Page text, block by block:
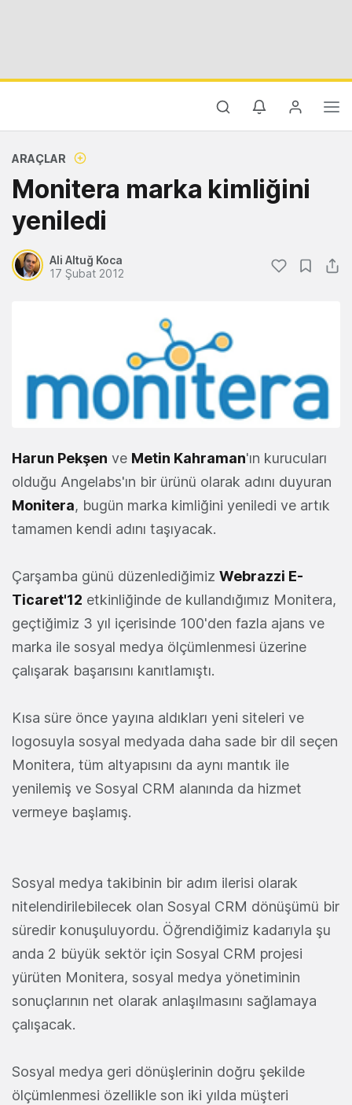
ARAÇLAR
Monitera marka kimliğini
yeniledi
Ali Altuğ Koca
17 Şubat 2012
Harun Pekşen ve Metin Kahraman'ın kurucuları
olduğu Angelabs'ın bir ürünü olarak adını duyuran
Monitera, bugün marka kimliğini yeniledi ve artık
tamamen kendi adını taşıyacak.
Çarşamba günü düzenlediğimiz Webrazzi E-
Ticaret'12 etkinliğinde de kullandığımız Monitera,
geçtiğimiz 3 yıl içerisinde 100'den fazla ajans ve
marka ile sosyal medya ölçümlenmesi üzerine
çalışarak başarısını kanıtlamıştı.
Kısa süre önce yayına aldıkları yeni siteleri ve
logosuyla sosyal medyada daha sade bir dil seçen
Monitera, tüm altyapısını da aynı mantık ile
yenilemiş ve Sosyal CRM alanında da hizmet
vermeye başlamış.
Sosyal medya takibinin bir adım ilerisi olarak
nitelendirilebilecek olan Sosyal CRM dönüşümü bir
süredir konuşuluyordu. Öğrendiğimiz kadarıyla şu
anda 2 büyük sektör için Sosyal CRM projesi
yürüten Monitera, sosyal medya yönetiminin
sonuçlarının net olarak anlaşılmasını sağlamaya
çalışacak.
Sosyal medya geri dönüşlerinin doğru şekilde
ölçümlenmesi özellikle son iki yılda müşteri